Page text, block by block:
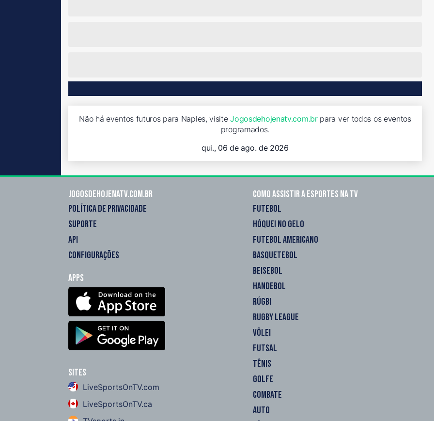
Não há eventos futuros para Naples, visiteJogosdehojenatv.com.brpara ver todos os eventos
programados.
qui., 06 de ago. de 2026
Jogosdehojenatv.com.br
POLÍTICA DE PRIVACIDADE
SUPORTE
API
CONFIGURAÇÕES
Apps
Sites
LiveSportsOnTV.com
LiveSportsOnTV.ca
Como assistir a esportes na TV
FUTEBOL
HÓQUEI NO GELO
FUTEBOL AMERICANO
BASQUETEBOL
BEISEBOL
HANDEBOL
RÚGBI
RUGBY LEAGUE
VÔLEI
FUTSAL
TÊNIS
GOLFE
COMBATE
AUTO